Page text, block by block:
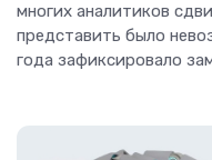
многих аналитиков
представить было
года зафиксировало